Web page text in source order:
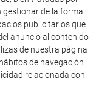
gestionar de la forma
publicitarios que
anuncio al contenido
de nuestra página
de navegación
relacionada con